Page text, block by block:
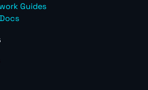
Guides